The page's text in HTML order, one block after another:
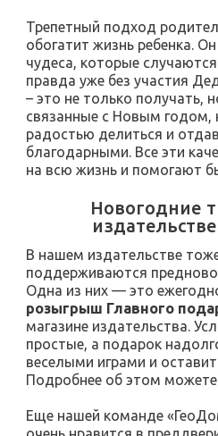
Трепетный подход
обогатит жизнь ребенка.
чудеса, которые
правда уже без участия
– это не только получать,
связанные с Новым годом,
радостью делиться и
благодарными. Все эти
на всю жизнь и помогают
Новогодние
В нашем издательстве
поддерживаются
Одна из них — это
розыгрыш Главного
магазине издательства.
простые, а подарок
веселыми играми и
Подробнее об этом можете
Еще нашей команде